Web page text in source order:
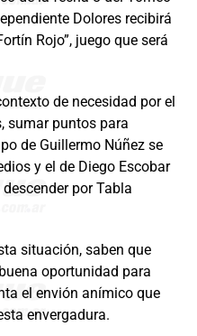
Dolores recibirá
Rojo”, juego que será
de necesidad por el
sumar puntos para
de Guillermo Núñez se
y el de Diego Escobar
por Tabla
situación, saben que
oportunidad para
el envión anímico que
envergadura.